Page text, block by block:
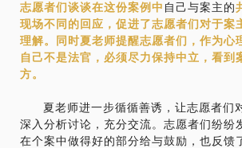
志愿者们谈谈在这份案例 中 自己与案主的
现场不同的回应，促进了志愿者们对于案
理解。同时夏老师提醒志愿者们，作为心
自己不是法官，必须尽力保持中立，看到
方。
夏老师进一步循循善诱 ， 让志愿者们
深入分析讨论 ， 充分交流。 志愿者们纷纷
在个案中做得好的部分给与鼓励，也反馈